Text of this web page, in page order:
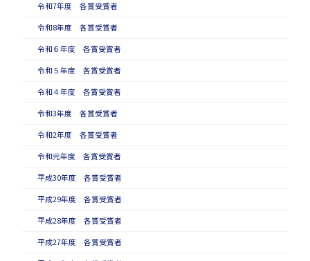
令和7年度 各賞受賞者
令和8年度 各賞受賞者
令和６年度 各賞受賞者
令和５年度 各賞受賞者
令和４年度 各賞受賞者
令和3年度 各賞受賞者
令和2年度 各賞受賞者
令和元年度 各賞受賞者
平成30年度 各賞受賞者
平成29年度 各賞受賞者
平成28年度 各賞受賞者
平成27年度 各賞受賞者